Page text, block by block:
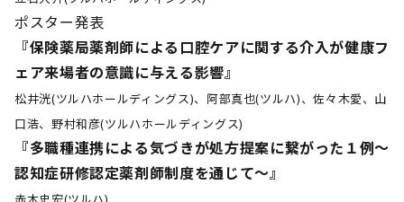
ポスター発表
『保険薬局薬剤師による口腔ケアに関する介入が健康フ
ェア来場者の意識に与える影響』
松井洸(ツルハホールディングス)、阿部真也(ツルハ)、佐々木愛、山
口浩、野村和彦(ツルハホールディングス)
『多職種連携による気づきが処方提案に繋がった１例〜
認知症研修認定薬剤師制度を通じて〜』